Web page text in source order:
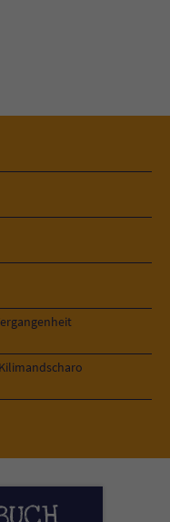
einzelner Buchtitel
die
mit dem
zu